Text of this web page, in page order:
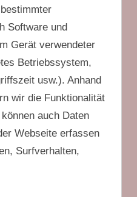
Software und
Gerät verwendeter
Betriebssystem,
usw.). Anhand
wir die Funktionalität
auch Daten
Webseite erfassen
Surfverhalten,